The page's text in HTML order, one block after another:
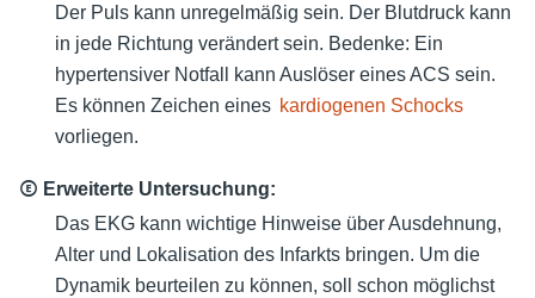
Der Puls kann unregelmäßig sein. Der Blutdruck kann
in jede Richtung verändert sein. Bedenke: Ein
hypertensiver Notfall kann Auslöser eines ACS sein.
Es können Zeichen eines kardiogenen Schocks
vorliegen.
Ⓔ Erweiterte Untersuchung:
Das EKG kann wichtige Hinweise über Ausdehnung,
Alter und Lokalisation des Infarkts bringen. Um die
Dynamik beurteilen zu können, soll schon möglichst